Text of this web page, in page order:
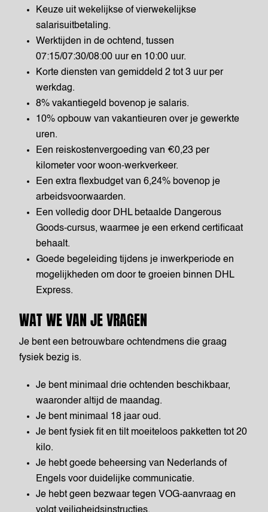
Keuze uit wekelijkse of vierwekelijkse
salarisuitbetaling.
Werktijden in de ochtend, tussen
07:15/07:30/08:00 uur en 10:00 uur.
Korte diensten van gemiddeld 2 tot 3 uur per
werkdag.
8% vakantiegeld bovenop je salaris.
10% opbouw van vakantieuren over je gewerkte
uren.
Een reiskostenvergoeding van €0,23 per
kilometer voor woon-werkverkeer.
Een extra flexbudget van 6,24% bovenop je
arbeidsvoorwaarden.
Een volledig door DHL betaalde Dangerous
Goods-cursus, waarmee je een erkend certificaat
behaalt.
Goede begeleiding tijdens je inwerkperiode en
mogelijkheden om door te groeien binnen DHL
Express.
WAT WE VAN JE VRAGEN
Je bent een betrouwbare ochtendmens die graag
fysiek bezig is.
Je bent minimaal drie ochtenden beschikbaar,
waaronder altijd de maandag.
Je bent minimaal 18 jaar oud.
Je bent fysiek fit en tilt moeiteloos pakketten tot 20
kilo.
Je hebt goede beheersing van Nederlands of
Engels voor duidelijke communicatie.
Je hebt geen bezwaar tegen VOG-aanvraag en